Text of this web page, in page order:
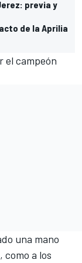
previa y
de la Aprilia
el campeón
una mano
como a los